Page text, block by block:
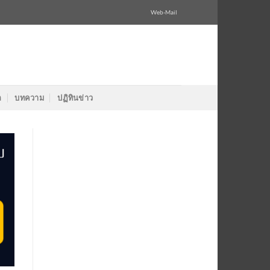
Web-Mail
บทความ ปฏิทินข่าว